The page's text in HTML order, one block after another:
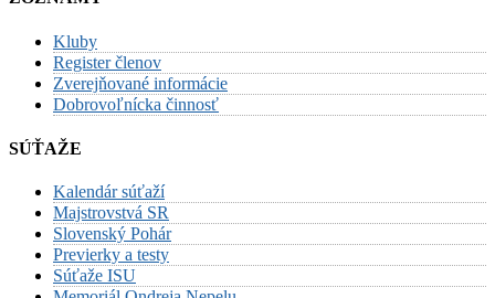
Kluby
Register členov
Zverejňované informácie
Dobrovoľnícka činnosť
SÚŤAŽE
Kalendár súťaží
Majstrovstvá SR
Slovenský Pohár
Previerky a testy
Súťaže ISU